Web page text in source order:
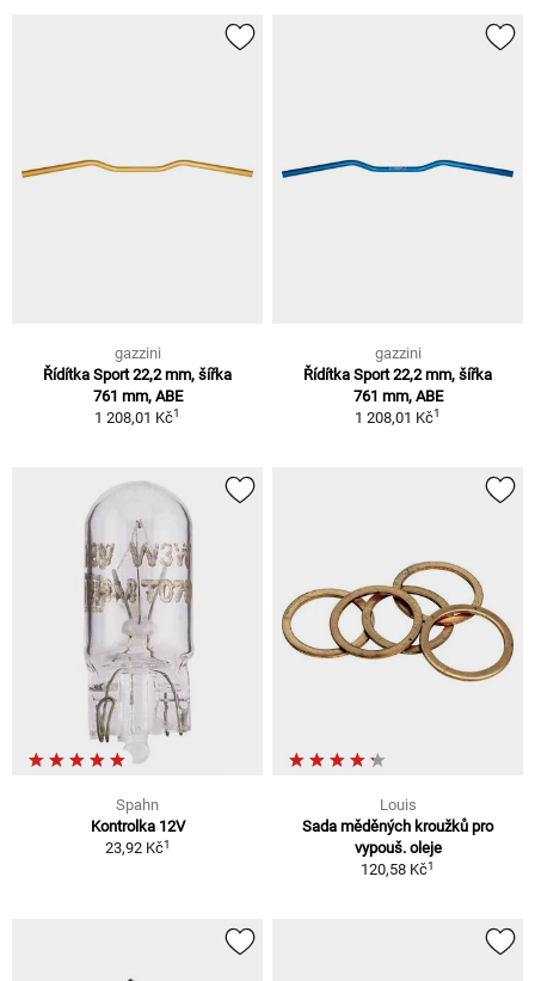
gazzini
Řídítka Sport 22,2 mm, šířka
761 mm, ABE
1 208,01 Kč1
gazzini
Řídítka Sport 22,2 mm, šířka
761 mm, ABE
1 208,01 Kč1
Spahn
Kontrolka 12V
23,92 Kč1
Louis
Sada měděných kroužků pro
vypouš. oleje
120,58 Kč1